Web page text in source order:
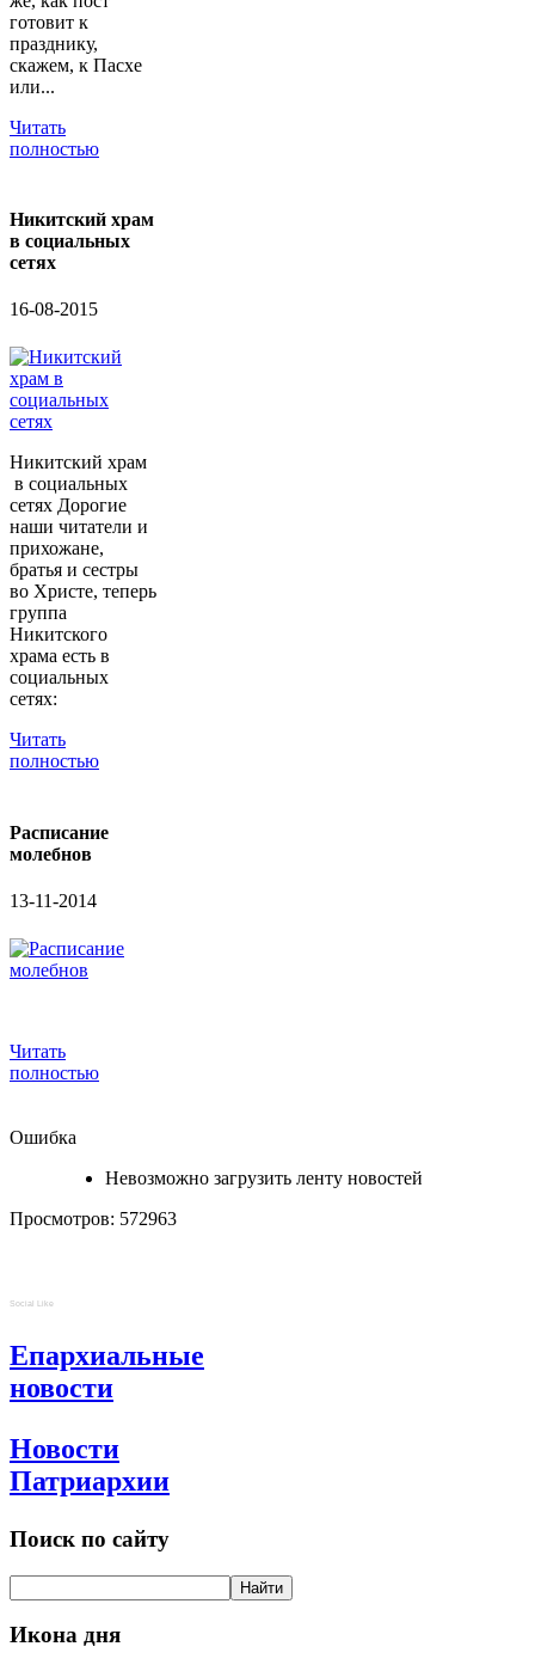
готовит к
празднику,
скажем, к Пасхе
или...
Читать
полностью
Никитский храм
в социальных
сетях
16-08-2015
Никитский храм
в социальных
сетях Дорогие
наши читатели и
прихожане,
братья и сестры
во Христе, теперь
группа
Никитского
храма есть в
социальных
сетях:
Читать
полностью
Расписание
молебнов
13-11-2014
Читать
полностью
Ошибка
Невозможно загрузить ленту новостей
Просмотров: 572963
Social Like
Епархиальные
новости
Новости
Патриархии
Поиск по сайту
Икона дня